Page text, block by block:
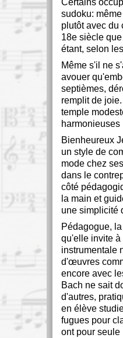
Certains
sudoku:
plutôt avec du
18e siècle
étant, selon
Même s'il ne
avouer
septièmes,
remplit de
temple
Bienheureux
un style de
mode chez
dans le
côté
la main et
une simplicité
Pédagogue,
qu'elle invite à
instrumentale
d'œuvres
encore avec
Bach ne sait
d'autres,
en élève
fugues pour
ont pour seule